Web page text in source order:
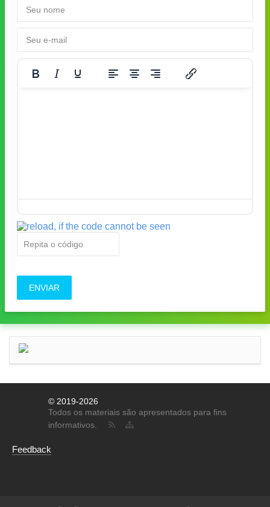
ENVIAR
© 2019-2026
Todos os materiais são apresentados para fins
informativos.
Feedback